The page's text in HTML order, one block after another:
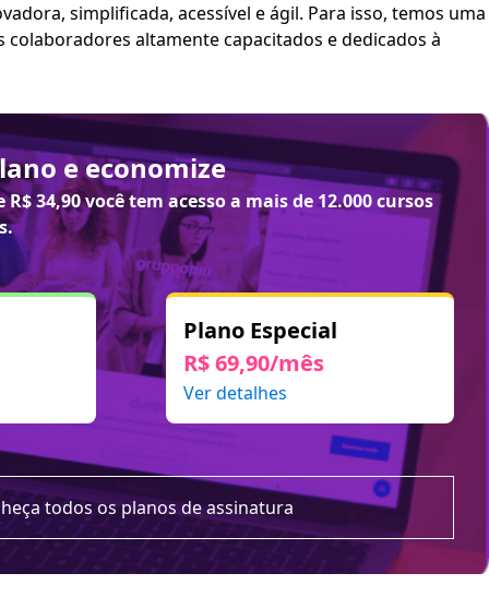
acessível e ágil. Para isso, temos uma
altamente capacitados e dedicados à
e economize
R$ 34,90você tem acesso a mais de 12.000 cursos
Plano Especial
R$ 69,90/mês
Ver detalhes
todos os planos de assinatura